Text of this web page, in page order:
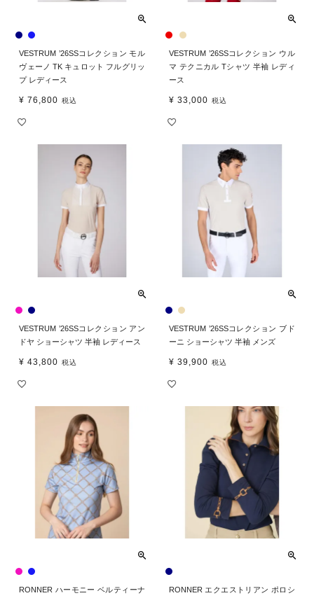
VESTRUM ’26SSコレクション モル
ヴェーノ TK キュロット フルグリッ
プ レディース
¥ 76,800 税込
VESTRUM ’26SSコレクション ウル
マ テクニカル Tシャツ 半袖 レディ
ース
¥ 33,000 税込
VESTRUM ’26SSコレクション アン
ドヤ ショーシャツ 半袖 レディース
¥ 43,800 税込
VESTRUM ’26SSコレクション ブド
ーニ ショーシャツ 半袖 メンズ
¥ 39,900 税込
RONNER ハーモニー ベルティーナ
RONNER エクエストリアン ポロシ